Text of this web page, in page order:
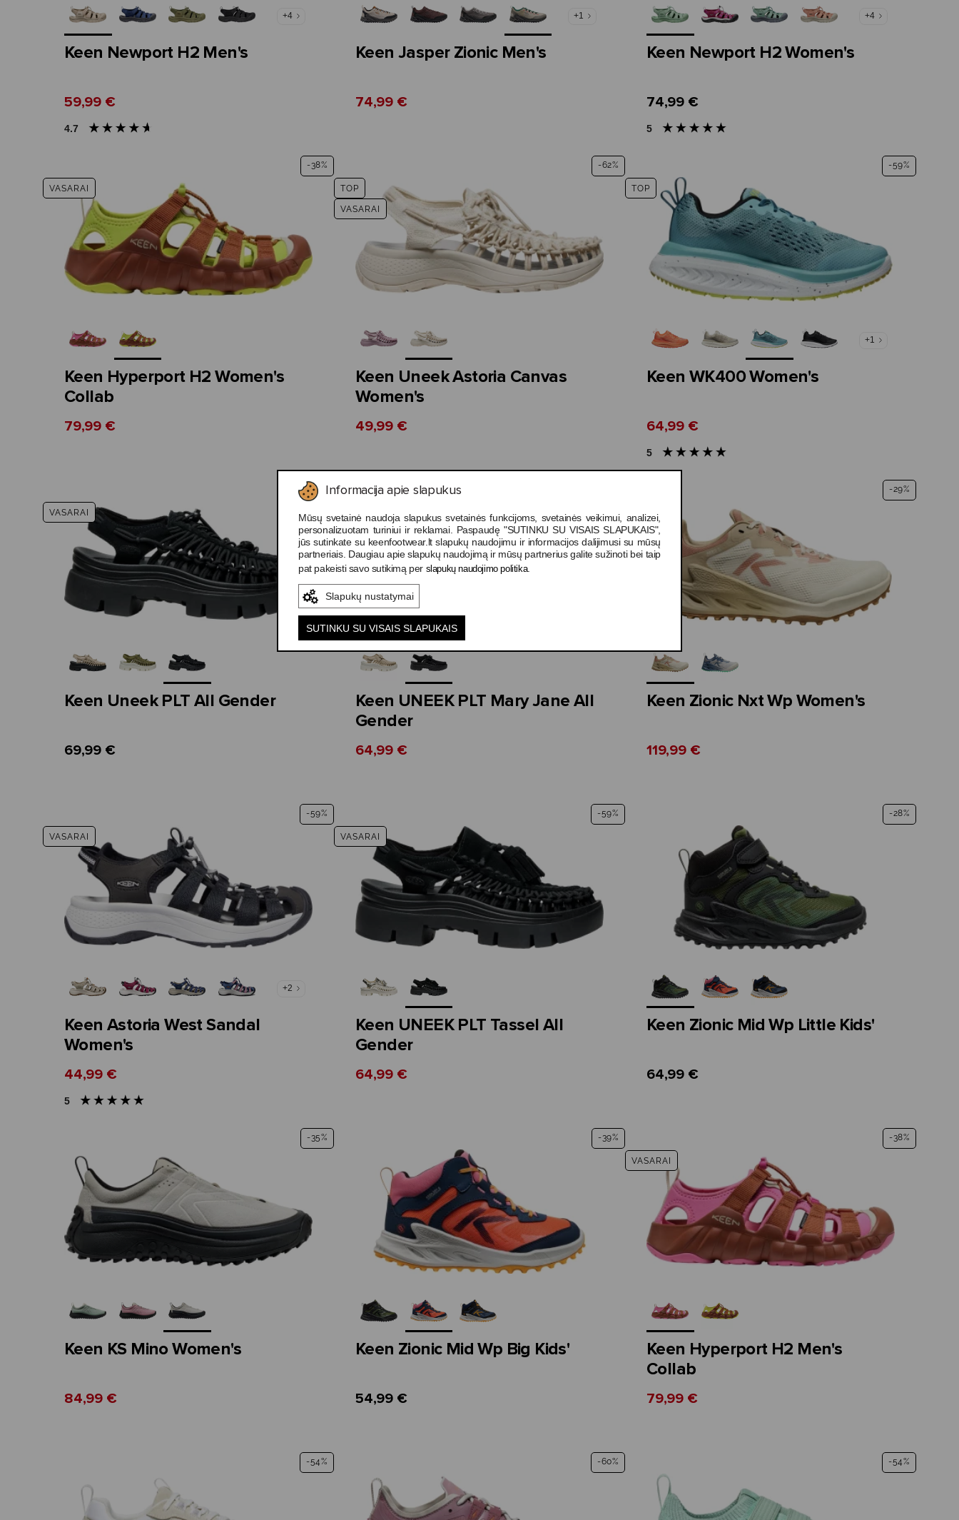
Informacija apie slapukus
Mūsų svetainė naudoja slapukus svetainės funkcijoms, svetainės veikimui, analizei,
personalizuotam turiniui ir reklamai. Paspaudę "SUTINKU SU VISAIS SLAPUKAIS",
jūs sutinkate su keenfootwear.lt slapukų naudojimu ir informacijos dalijimusi su mūsų
partneriais. Daugiau apie slapukų naudojimą ir mūsų partnerius galite sužinoti bei taip
pat pakeisti savo sutikimą per slapukų naudojimo politika.
Slapukų nustatymai
SUTINKU SU VISAIS SLAPUKAIS
+4
Keen Newport H2 Men's
59,99 €
4.7
+1
Keen Jasper Zionic Men's
74,99 €
+4
Keen Newport H2 Women's
74,99 €
5
-38%
VASARAI
Keen Hyperport H2 Women's
Collab
79,99 €
-62%
TOP
VASARAI
Keen Uneek Astoria Canvas
Women's
49,99 €
-59%
TOP
+1
Keen WK400 Women's
64,99 €
5
-53%
VASARAI
Keen Uneek PLT All Gender
69,99 €
VASARAI
Keen UNEEK PLT Mary Jane All
Gender
64,99 €
-29%
TOP
Keen Zionic Nxt Wp Women's
119,99 €
-59%
VASARAI
+2
Keen Astoria West Sandal
Women's
44,99 €
5
-59%
VASARAI
Keen UNEEK PLT Tassel All
Gender
64,99 €
-28%
Keen Zionic Mid Wp Little Kids'
64,99 €
-35%
Keen KS Mino Women's
84,99 €
-39%
Keen Zionic Mid Wp Big Kids'
54,99 €
-38%
VASARAI
Keen Hyperport H2 Men's
Collab
79,99 €
-54% -60% -54%